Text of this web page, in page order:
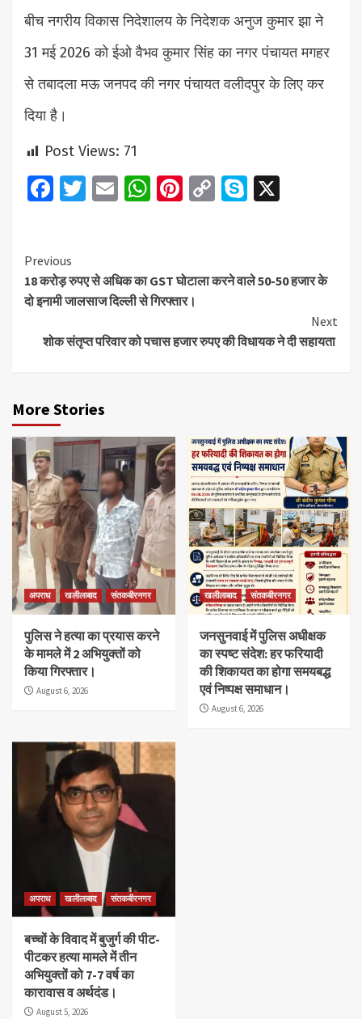
बीच नगरीय विकास निदेशालय के निदेशक अनुज कुमार झा ने
31 मई 2026 को ईओ वैभव कुमार सिंह का नगर पंचायत मगहर
से तबादला मऊ जनपद की नगर पंचायत वलीदपुर के लिए कर
दिया है।
Post Views: 71
Facebook
Twitter
EmailWhatsApp
Pinterest
CopySkype
Continue
Reading
Previous
18 करोड़ रुपए से अधिक का GST घोटाला करने वाले 50-50 हजार के
दो इनामी जालसाज दिल्ली से गिरफ्तार।
Next
शोक संतृप्त परिवार को पचास हजार रुपए की विधायक ने दी सहायता
More Stories
अपराध खलीलाबाद संतकबीरनगर
पुलिस ने हत्या का प्रयास करने
के मामले में 2 अभियुक्तों को
किया गिरफ्तार।
August 6, 2026
खलीलाबाद संतकबीरनगर
जनसुनवाई में पुलिस अधीक्षक
का स्पष्ट संदेश: हर फरियादी
की शिकायत का होगा समयबद्ध
एवं निष्पक्ष समाधान।
August 6, 2026
अपराध खलीलाबाद संतकबीरनगर
बच्चों के विवाद में बुजुर्ग की पीट-
पीटकर हत्या मामले में तीन
अभियुक्तों को 7-7 वर्ष का
कारावास व अर्थदंड।
August 5, 2026